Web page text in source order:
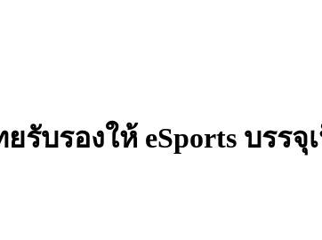
บรองให้ eSports บรรจุ